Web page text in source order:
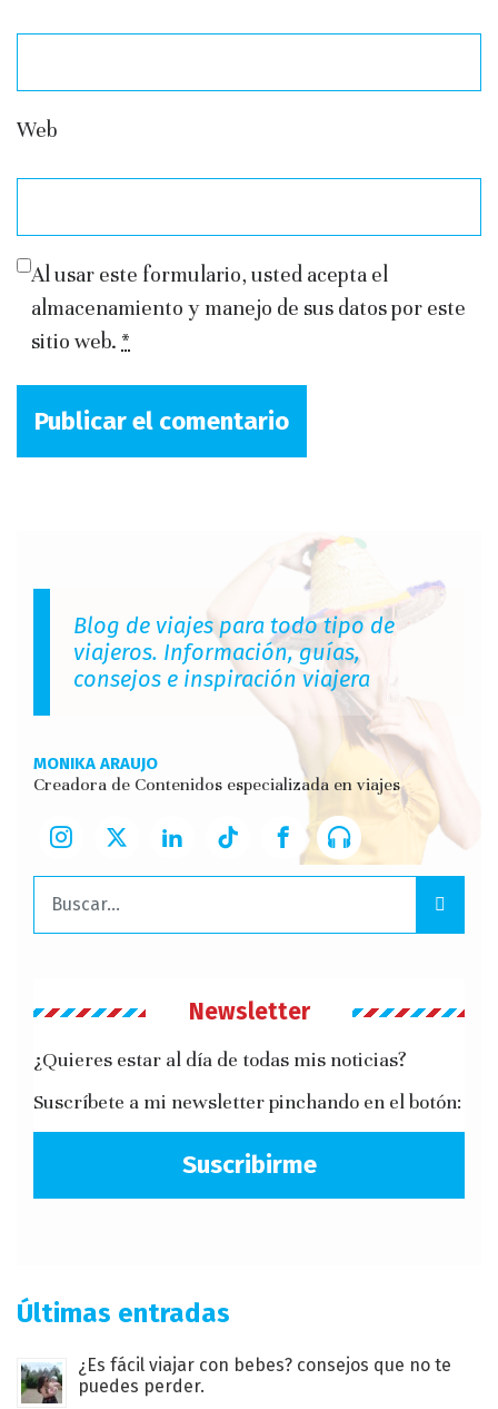
Web
Al usar este formulario, usted acepta el
almacenamiento y manejo de sus datos por este
sitio web. *
Blog de viajes para todo tipo de
viajeros. Información, guías,
consejos e inspiración viajera
MONIKA ARAUJO
Creadora de Contenidos especializada en viajes
Buscar:
Newsletter
¿Quieres estar al día de todas mis noticias?
Suscríbete a mi newsletter pinchando en el botón:
Suscribirme
Últimas entradas
¿Es fácil viajar con bebes? consejos que no te
puedes perder.